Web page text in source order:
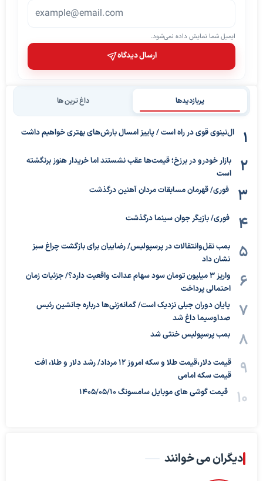
ایمیل شما نمایش داده نمی‌شود.
ارسال دیدگاه
پربازدیدها داغ ترین ها
ال‌نینوی قوی در راه است / پاییز امسال بارش‌های بهتری خواهیم داشت
بازار خودرو در برزخ؛ قیمت‌ها عقب نشستند اما خریدار هنوز برنگشته
است
فوری/ قهرمان مسابقات مردان آهنین درگذشت
فوری/ بازیگر جوان سینما درگذشت
بمب نقل‌وانتقالات در پرسپولیس/ رضاییان برای بازگشت چراغ سبز
نشان داد
واریز ۳ میلیون تومان سود سهام عدالت واقعیت دارد؟/ جزئیات زمان
احتمالی پرداخت
پایان دوران جبلی نزدیک است/ گمانه‌زنی‌ها درباره جانشین رئیس
صداوسیما داغ شد
بمب پرسپولیس خنثی شد
قیمت دلار،قیمت طلا و سکه امروز ۱۲ مرداد/ رشد دلار و طلا، افت
قیمت سکه امامی
قیمت گوشی های موبایل سامسونگ 1405/05/10
دیگران می خوانند